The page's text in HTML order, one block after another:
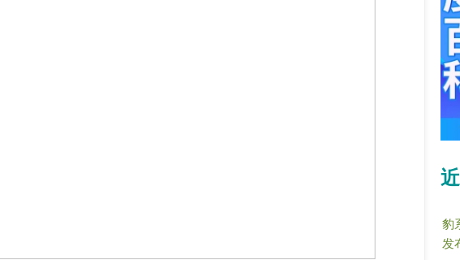
豹
发